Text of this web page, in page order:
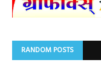
RANDOM POSTS